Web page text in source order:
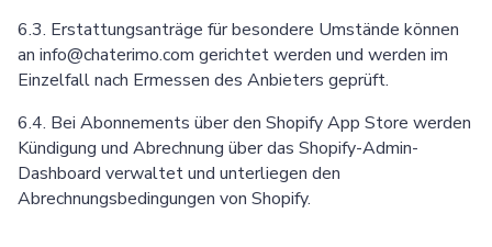
6.3. Erstattungsanträge für besondere Umstände können
an info@chaterimo.com gerichtet werden und werden im
Einzelfall nach Ermessen des Anbieters geprüft.
6.4. Bei Abonnements über den Shopify App Store werden
Kündigung und Abrechnung über das Shopify-Admin-
Dashboard verwaltet und unterliegen den
Abrechnungsbedingungen von Shopify.